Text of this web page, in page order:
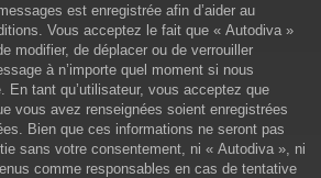
est enregistrée afin d’aider au
Vous acceptez le fait que « Autodiva »
modifier, de déplacer ou de verrouiller
à n’importe quel moment si nous
En tant qu’utilisateur, vous acceptez que
vous avez renseignées soient enregistrées
Bien que ces informations ne seront pas
sans votre consentement, ni « Autodiva », ni
comme responsables en cas de tentative